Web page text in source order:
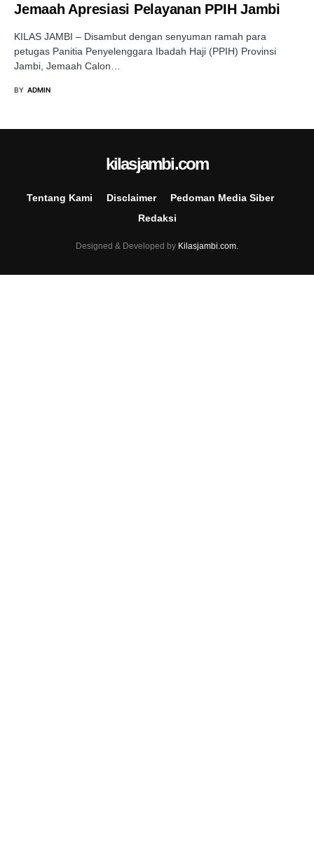
Jemaah Apresiasi Pelayanan PPIH Jambi
KILAS JAMBI – Disambut dengan senyuman ramah para
petugas Panitia Penyelenggara Ibadah Haji (PPIH) Provinsi
Jambi, Jemaah Calon…
BY ADMIN
kilasjambi.com
Tentang Kami Disclaimer
Pedoman Media Siber
Redaksi
Designed & Developed by Kilasjambi.com.